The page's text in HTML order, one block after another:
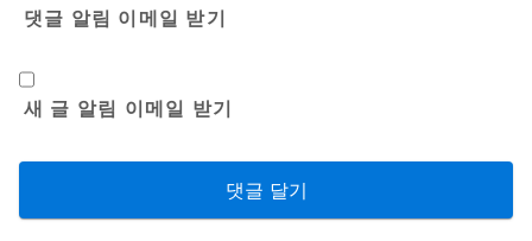
댓글 알림 이메일 받기
새 글 알림 이메일 받기